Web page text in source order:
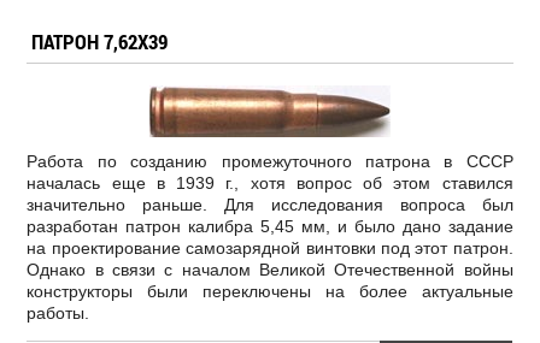
ПАТРОН 7,62X39
Работа по созданию промежуточного патрона в СССР
началась еще в 1939 г., хотя вопрос об этом ставился
значительно раньше. Для исследования вопроса был
разработан патрон калибра 5,45 мм, и было дано задание
на проектирование самозарядной винтовки под этот патрон.
Однако в связи с началом Великой Отечественной войны
конструкторы были переключены на более актуальные
работы.